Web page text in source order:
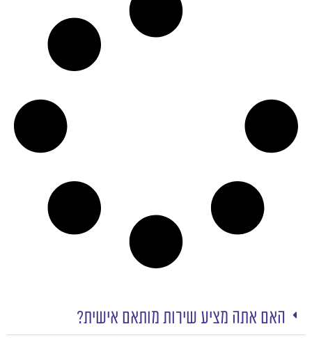
האם אתה מציע שירות מותאם אישית?